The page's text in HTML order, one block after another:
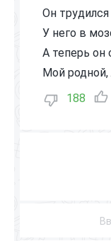
Он
У него в
А теперь он
Мой
188